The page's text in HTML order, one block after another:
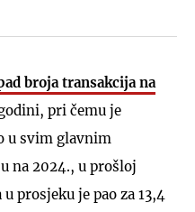
broja transakcija na
pri čemu je
u svim glavnim
na 2024., u prošloj
prosjeku je pao za 13,4